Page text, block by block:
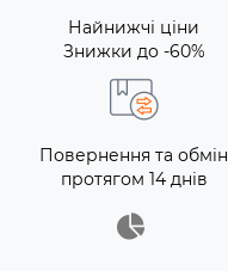
Найнижчі ціни
Знижки до -60%
Повернення та обмін
протягом 14 днів